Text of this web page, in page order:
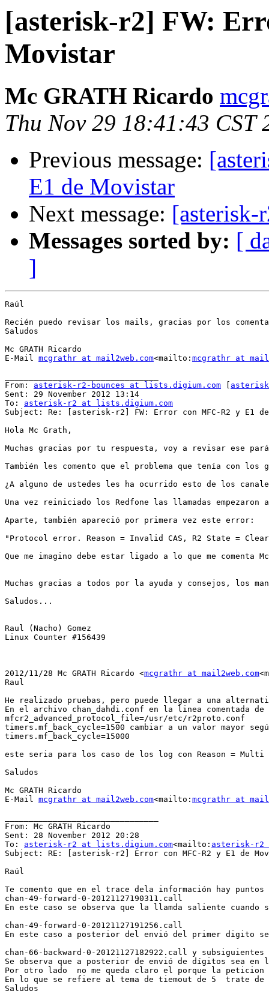
[asterisk-r2] FW:
Movistar
Mc GRATH Ricardo
Thu Nov 29 18:41:43 CST
Previous message:
E1 de Movistar
Next message: [asterisk-
Messages sorted by: [
]
Raúl
Recién puedo revisar los mails, gracias por los
Saludos
Mc GRATH Ricardo
E-Mail mcgrathr at mail2web.com<mailto: mcgrathr at
From: asterisk-r2-bounces at lists.digium.com
Sent: 29 November 2012 13:14
To: asterisk-r2 at lists.digium.com
Subject: Re: [asterisk-r2] FW: Error con MFC-R2 y E1
Hola Mc Grath,
Muchas gracias por tu respuesta, voy a revisar ese
También les comento que el problema que tenía con
¿A alguno de ustedes les ha ocurrido esto de los
Una vez reiniciado los Redfone las llamadas
Aparte, también apareció por primera vez este error:
"Protocol error. Reason = Invalid CAS, R2 State = Clear
Que me imagino debe estar ligado a lo que me comenta
Muchas gracias a todos por la ayuda y consejos, los
Saludos...
Raul (Nacho) Gomez
Linux Counter #156439
2012/11/28 Mc GRATH Ricardo <mcgrathr at mail2web.com
Raul
He realizado pruebas, pero puede llegar a una
En el archivo chan_dahdi.conf en la linea comentada
mfcr2_advanced_protocol_file=/usr/etc/r2proto.conf
timers.mf_back_cycle=1500 cambiar a un valor mayor
timers.mf_back_cycle=15000
este seria para los caso de los log con Reason = Multi
Saludos
Mc GRATH Ricardo
E-Mail mcgrathr at mail2web.com<mailto: mcgrathr at
From: Mc GRATH Ricardo
Sent: 28 November 2012 20:28
To: asterisk-r2 at lists.digium.com<mailto: asterisk-r2
Subject: RE: [asterisk-r2] Error con MFC-R2 y E1 de
Raúl
Te comento que en el trace dela información hay
chan-49-forward-0-20121127190311.call
En este caso se observa que la llamda saliente cuando
chan-49-forward-0-20121127191256.call
En este caso a posterior del envió del primer digito
chan-66-backward-0-20121127182922.call y subsiguientes
Se observa que a posterior de envió de dígitos sea
Por otro lado  no me queda claro el porque la
En lo que se refiere al tema de tiemout de 5  trate de
Saludos